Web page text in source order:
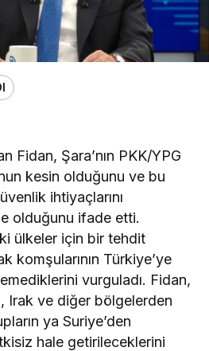
Fidan, Şara’nın PKK/YPG
kesin olduğunu ve bu
ihtiyaçlarını
olduğunu ifade etti.
ülkeler için bir tehdit
komşularının Türkiye’ye
vurguladı. Fidan,
Irak ve diğer bölgelerden
ya Suriye’den
hale getirileceklerini